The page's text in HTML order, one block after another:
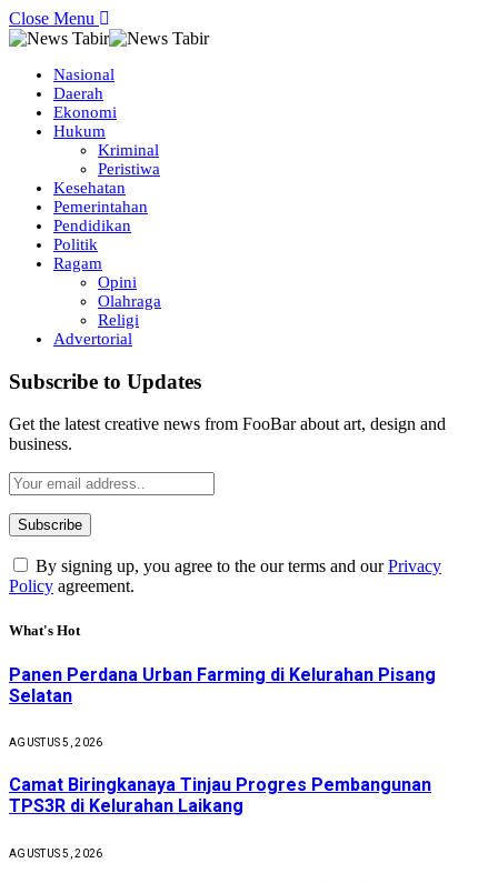
Close Menu
Nasional
Daerah
Ekonomi
Hukum
Kriminal
Peristiwa
Kesehatan
Pemerintahan
Pendidikan
Politik
Ragam
Opini
Olahraga
Religi
Advertorial
Subscribe to Updates
Get the latest creative news from FooBar about art, design and
business.
By signing up, you agree to the our terms and ourPrivacy
Policy agreement.
What's Hot
Panen Perdana Urban Farming di Kelurahan Pisang
Selatan
AGUSTUS 5, 2026
Camat Biringkanaya Tinjau Progres Pembangunan
TPS3R di Kelurahan Laikang
AGUSTUS 5, 2026